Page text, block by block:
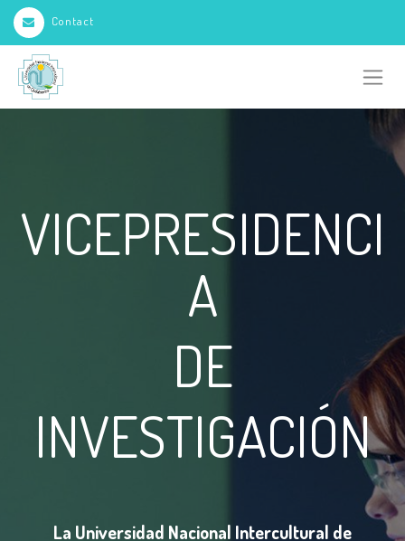
Contact
VICEPRESIDENCI
A
DE
INVESTIGACIÓN
La Universidad Nacional Intercultural de